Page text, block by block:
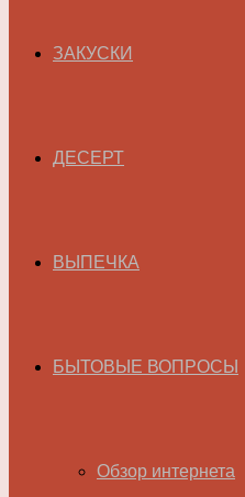
ЗАКУСКИ
ДЕСЕРТ
ВЫПЕЧКА
БЫТОВЫЕ ВОПРОСЫ
Обзор интернета